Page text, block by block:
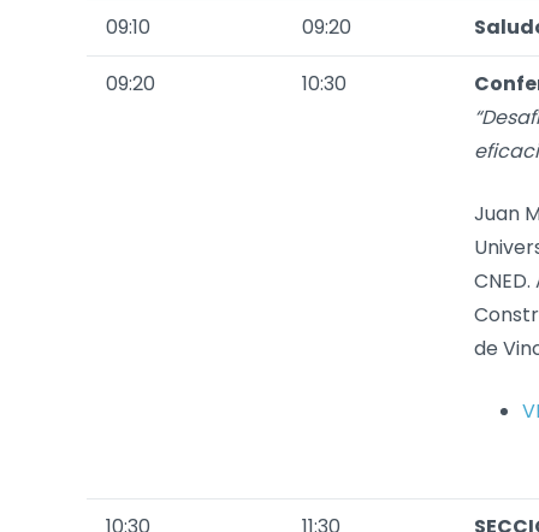
09:10 09:20
09:20 10:30
Juan
de